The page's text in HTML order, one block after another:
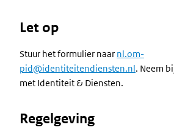
Let op
Stuur het formulier naar nl.om-
pid@identiteitendiensten.nl. Neem
met Identiteit & Diensten.
Regelgeving